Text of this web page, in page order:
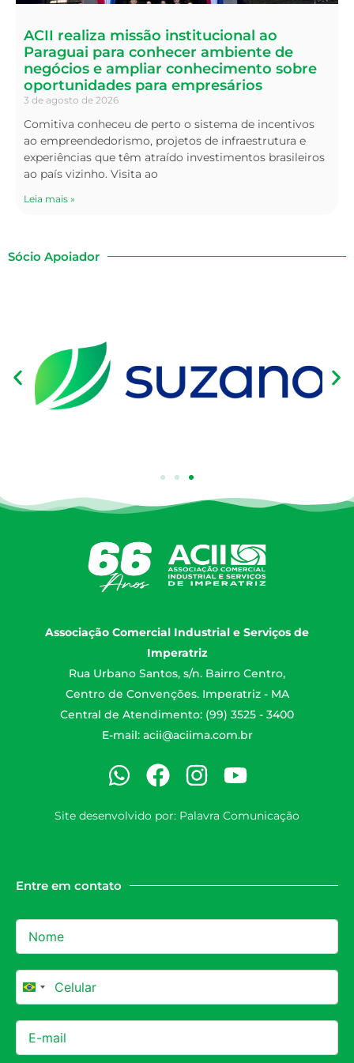
ACII realiza missão institucional ao
Paraguai para conhecer ambiente de
negócios e ampliar conhecimento sobre
oportunidades para empresários
3 de agosto de 2026
Comitiva conheceu de perto o sistema de incentivos
ao empreendedorismo, projetos de infraestrutura e
experiências que têm atraído investimentos brasileiros
ao país vizinho. Visita ao
Leia mais »
Sócio Apoiador
Associação Comercial Industrial e Serviços de
Imperatriz
Rua Urbano Santos, s/n. Bairro Centro,
Centro de Convenções. Imperatriz - MA
Central de Atendimento: (99) 3525 - 3400
E-mail: acii@aciima.com.br
Site desenvolvido por: Palavra Comunicação
Entre em contato
Brazil +55